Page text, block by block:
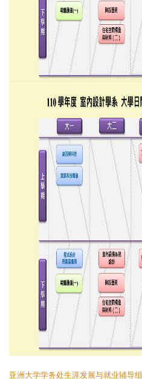
亚洲大学学务处生涯发展与就业辅导组